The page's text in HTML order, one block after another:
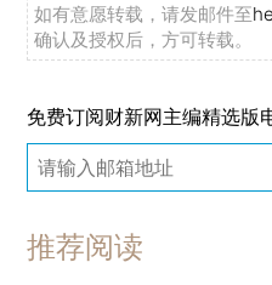
如有意愿转载，请发邮件至
确认及授权后，方可转载。
免费订阅财新网主编精选版
推荐阅读